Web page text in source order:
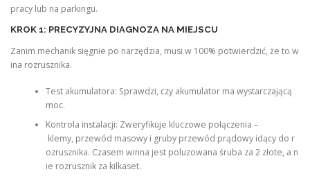
pracy lub na parkingu.
KROK 1: PRECYZYJNA DIAGNOZA NA MIEJSCU
Zanim mechanik sięgnie po narzędzia, musi w 100% potwierdzić, że to w
ina rozrusznika.
Test akumulatora: Sprawdzi, czy akumulator ma wystarczającą
moc.
Kontrola instalacji: Zweryfikuje kluczowe połączenia –
klemy, przewód masowy i gruby przewód prądowy idący do r
ozrusznika. Czasem winna jest poluzowana śruba za 2 złote, a n
ie rozrusznik za kilkaset.